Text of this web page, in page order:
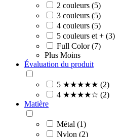
2 couleurs (5)
3 couleurs (5)
4 couleurs (5)
5 couleurs et + (3)
Full Color (7)
Plus Moins
Évaluation du produit
5 ★★★★★ (2)
4 ★★★★☆ (2)
Matière
Métal (1)
Nylon (2)